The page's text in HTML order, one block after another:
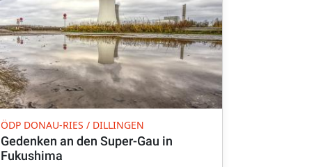
ÖDP DONAU-RIES / DILLINGEN
Gedenken an den Super-Gau in
Fukushima